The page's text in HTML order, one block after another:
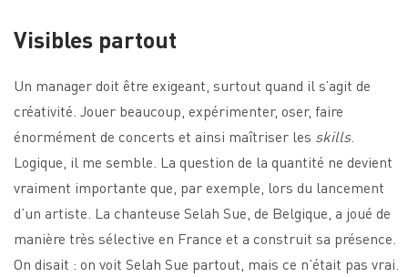
Visibles partout
Un manager doit être exigeant, surtout quand il s’agit de
créativité. Jouer beaucoup, expérimenter, oser, faire
énormément de concerts et ainsi maîtriser les skills.
Logique, il me semble. La question de la quantité ne devient
vraiment importante que, par exemple, lors du lancement
d’un artiste. La chanteuse Selah Sue, de Belgique, a joué de
manière très sélective en France et a construit sa présence.
On disait : on voit Selah Sue partout, mais ce n’était pas vrai.